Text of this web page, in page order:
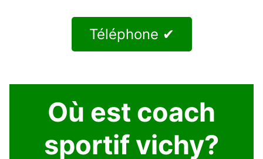
Téléphone ✔
Où est coach
sportif vichy?